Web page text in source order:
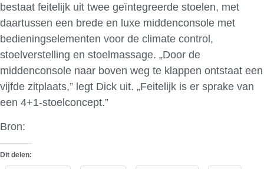
bestaat feitelijk uit twee geïntegreerde stoelen, met
daartussen een brede en luxe middenconsole met
bedieningselementen voor de climate control,
stoelverstelling en stoelmassage. „Door de
middenconsole naar boven weg te klappen ontstaat een
vijfde zitplaats,” legt Dick uit. „Feitelijk is er sprake van
een 4+1-stoelconcept.”
Bron:
Dit delen: